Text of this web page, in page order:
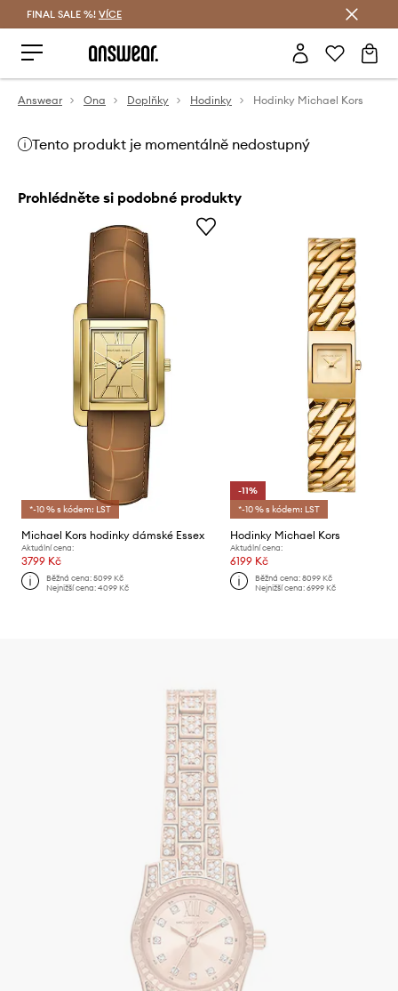
FINAL SALE %! VÍCE
Answear Ona Doplňky Hodinky Hodinky Michael Kors
Tento produkt je momentálně nedostupný
Prohlédněte si podobné produkty
*-10 % s kódem: LST
Michael Kors hodinky dámské Essex
Aktuální cena:
3799 Kč
Běžná cena:5099 Kč
Nejnižší cena:4099 Kč
-11%
*-10 % s kódem: LST
Hodinky Michael Kors
Aktuální cena:
6199 Kč
Běžná cena: 8099 Kč
Nejnižší cena: 6999 Kč